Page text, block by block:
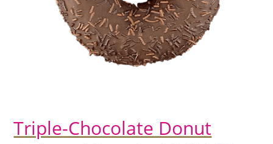
Triple-Chocolate Donut